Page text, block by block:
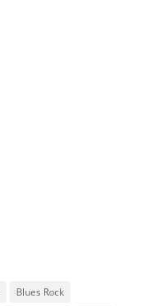
Blues Rock